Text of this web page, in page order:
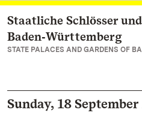
Navigate to main page
Staatliche Schlösser
Baden‑Württemberg
STATE PALACES AND GARDENS OF
Sunday, 18